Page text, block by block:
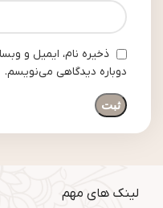
ذخیره نام، ایمیل و
دوباره دیدگاهی می‌نویسم.
لینک های مهم